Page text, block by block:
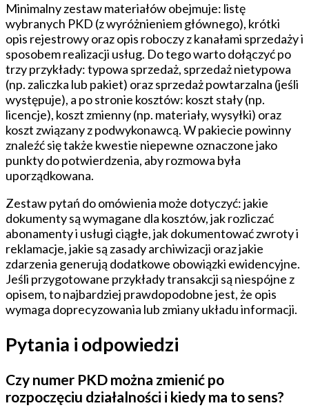
Minimalny zestaw materiałów obejmuje: listę
wybranych PKD (z wyróżnieniem głównego), krótki
opis rejestrowy oraz opis roboczy z kanałami sprzedaży i
sposobem realizacji usług. Do tego warto dołączyć po
trzy przykłady: typowa sprzedaż, sprzedaż nietypowa
(np. zaliczka lub pakiet) oraz sprzedaż powtarzalna (jeśli
występuje), a po stronie kosztów: koszt stały (np.
licencje), koszt zmienny (np. materiały, wysyłki) oraz
koszt związany z podwykonawcą. W pakiecie powinny
znaleźć się także kwestie niepewne oznaczone jako
punkty do potwierdzenia, aby rozmowa była
uporządkowana.
Zestaw pytań do omówienia może dotyczyć: jakie
dokumenty są wymagane dla kosztów, jak rozliczać
abonamenty i usługi ciągłe, jak dokumentować zwroty i
reklamacje, jakie są zasady archiwizacji oraz jakie
zdarzenia generują dodatkowe obowiązki ewidencyjne.
Jeśli przygotowane przykłady transakcji są niespójne z
opisem, to najbardziej prawdopodobne jest, że opis
wymaga doprecyzowania lub zmiany układu informacji.
Pytania i odpowiedzi
Czy numer PKD można zmienić po
rozpoczęciu działalności i kiedy ma to sens?